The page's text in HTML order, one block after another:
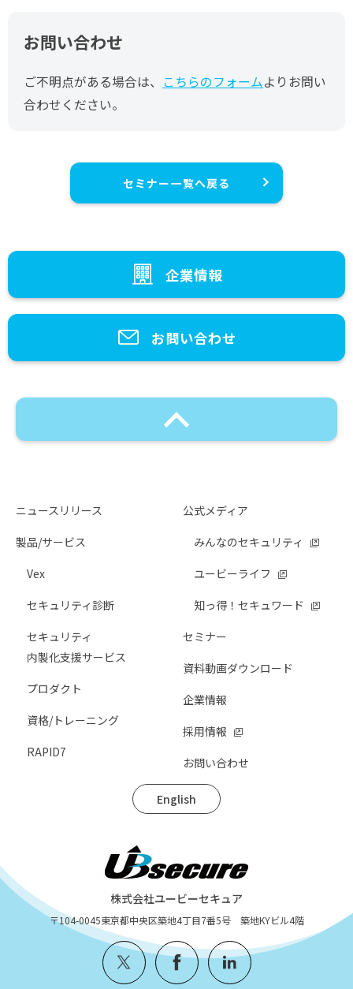
お問い合わせ
ご不明点がある場合は、 こちらのフォームよりお問い
合わせください。
セミナー一覧へ戻る
企業情報
お問い合わせ
ニュースリリース
製品/サービス
Vex
セキュリティ診断
セキュリティ
内製化支援サービス
プロダクト
資格/トレーニング
RAPID7
公式メディア
みんなのセキュリティ
ユービーライフ
知っ得！セキュワード
セミナー
資料動画ダウンロード
企業情報
採用情報
お問い合わせ
English
株式会社ユービーセキュア
〒104-0045東京都中央区築地4丁目7番5号 築地KYビル4階